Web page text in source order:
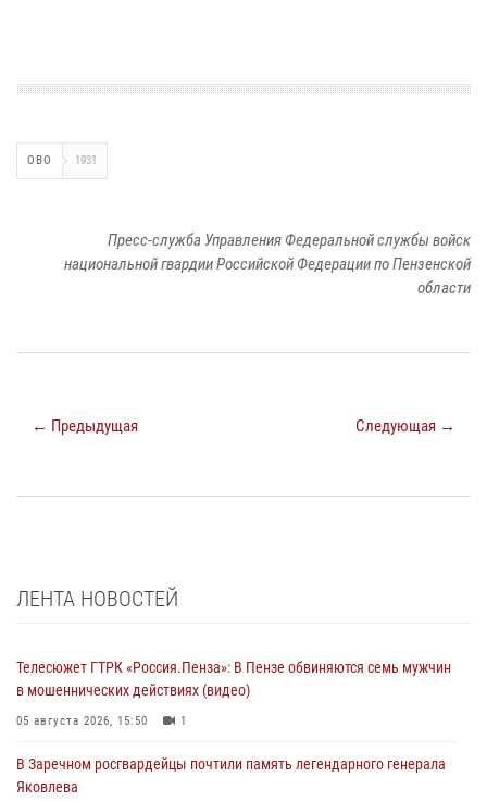
ОВО 1931
Пресс-служба Управления Федеральной службы войск
национальной гвардии Российской Федерации по Пензенской
области
← Предыдущая Следующая →
ЛЕНТА НОВОСТЕЙ
Телесюжет ГТРК «Россия.Пенза»: В Пензе обвиняются семь мужчин
в мошеннических действиях (видео)
05 августа 2026, 15:50 1
В Заречном росгвардейцы почтили память легендарного генерала
Яковлева